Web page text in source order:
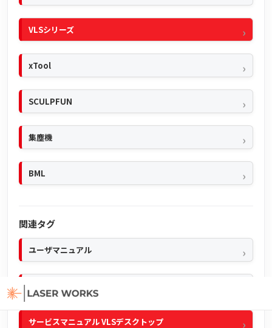
VLSシリーズ
xTool
SCULPFUN
集塵機
BML
関連タグ
ユーザマニュアル
サービスマニュアル VLSデスクトップ